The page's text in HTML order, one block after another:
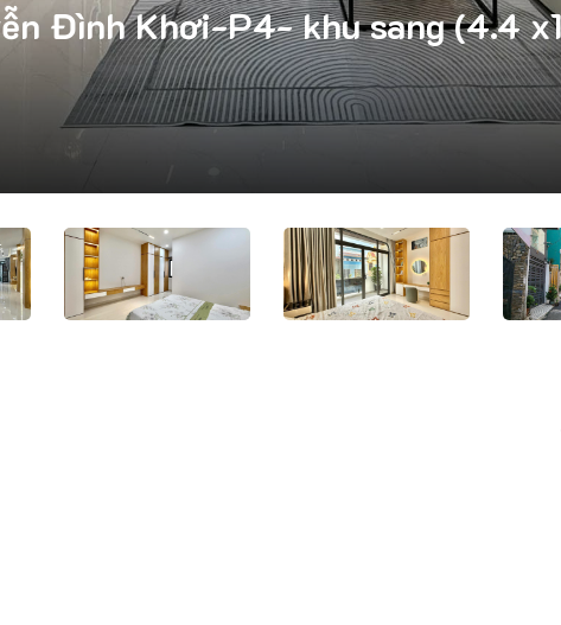
Đình Khơi-P4- khu sang (4.4